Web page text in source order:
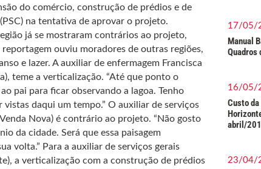
do comércio, construção de prédios e de
na tentativa de aprovar o projeto.
já se mostraram contrários ao projeto,
ouviu moradores de outras regiões,
e lazer. A auxiliar de enfermagem Francisca
teme a verticalização. “Até que ponto o
pai para ficar observando a lagoa. Tenho
vistas daqui um tempo.” O auxiliar de serviços
Nova) é contrário ao projeto. “Não gosto
da cidade. Será que essa paisagem
volta.” Para a auxiliar de serviços gerais
a verticalização com a construção de prédios
17/05/
Manual
Quadros
16/05/
Custo
abril/
23/04/